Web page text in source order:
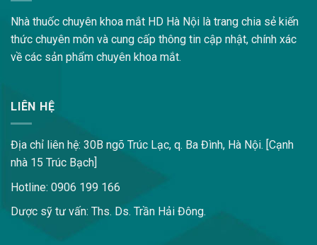
Nhà thuốc chuyên khoa mắt HD Hà Nội là trang chia sẻ kiến
thức chuyên môn và cung cấp thông tin cập nhật, chính xác
về các sản phẩm chuyên khoa mắt.
LIÊN HỆ
Địa chỉ liên hệ: 30B ngõ Trúc Lạc, q. Ba Đình, Hà Nội. [Cạnh
nhà 15 Trúc Bạch]
Hotline: 0906 199 166
Dược sỹ tư vấn: Ths. Ds. Trần Hải Đông.